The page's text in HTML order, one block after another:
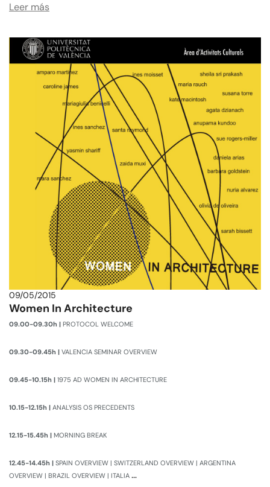
Leer más
09/05/2015
Women In Architecture
09.00-09.30h | PROTOCOL WELCOME
09.30-09.45h | VALENCIA SEMINAR OVERVIEW
09.45-10.15h | 1975 AD WOMEN IN ARCHITECTURE
10.15-12.15h | ANALYSIS OS PRECEDENTS
12.15-15.45h | MORNING BREAK
12.45-14.45h | SPAIN OVERVIEW | SWITZERLAND OVERVIEW | ARGENTINA
OVERVIEW | BRAZIL OVERVIEW | ITALIA …